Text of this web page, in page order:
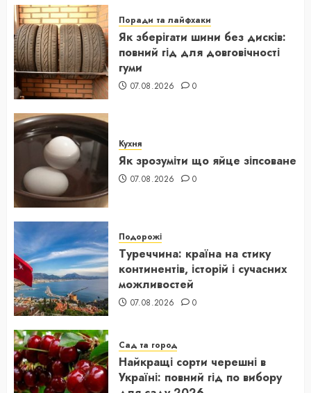
Поради та лайфхаки
Як зберігати шини без дисків:
повний гід для довговічності
гуми
07.08.2026 0
Кухня
Як зрозуміти що яйце зіпсоване
07.08.2026 0
Подорожі
Туреччина: країна на стику
континентів, історій і сучасних
можливостей
07.08.2026 0
Сад та город
Найкращі сорти черешні в
Україні: повний гід по вибору